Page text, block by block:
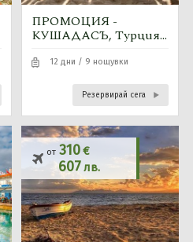
ПРОМОЦИЯ -
КУШАДАСЪ, Турция
12 дни / 9 нощувки
Резервирай сега
от 310€
607лв.